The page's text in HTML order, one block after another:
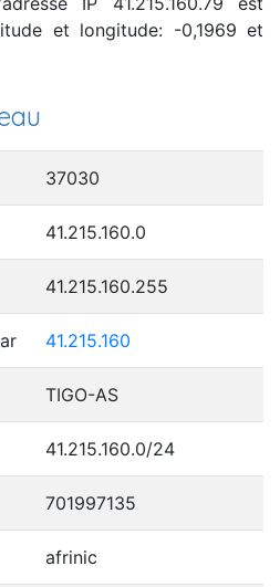
et longitude: -0,1969 et
37030
41.215.160.0
41.215.160.255
41.215.160
TIGO-AS
41.215.160.0/24
701997135
afrinic